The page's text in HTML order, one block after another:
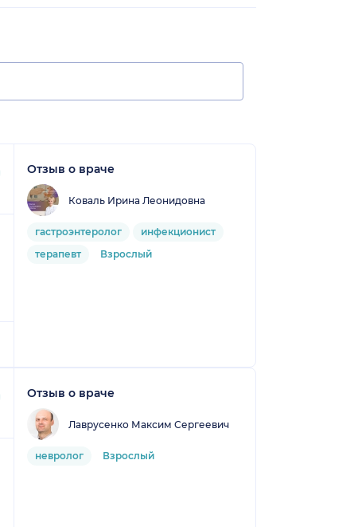
Отзыв о враче
Коваль Ирина Леонидовна
гастроэнтеролог
инфекционист
терапевт
Взрослый
Отзыв о враче
Лаврусенко Максим Сергеевич
невролог Взрослый